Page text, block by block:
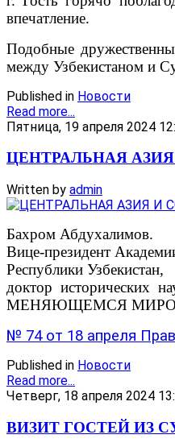
впечатление.
Подобные
между Узбекистаном и
Published in Новости
Read more...
Пятница, 19 апреля 2024
ЦЕНТРАЛЬНАЯ
Written by admin
Бахром Абдухалимов.
Вице-президент
Республики Узбекистан,
доктор
МЕНЯЮЩЕМСЯ
№ 74 от 18 апреля
Published in Новости
Read more...
Четверг, 18 апреля 2024
ВИЗИТ ГОСТЕЙ ИЗ